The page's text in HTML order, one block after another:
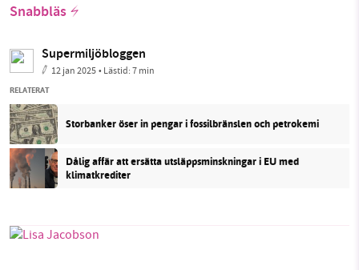
Snabbläs
Supermiljöbloggen
12 jan 2025• Lästid:7 min
RELATERAT
Storbanker öser in pengar i fossilbränslen och petrokemi
Dålig affär att ersätta utsläppsminskningar i EU med
klimatkrediter